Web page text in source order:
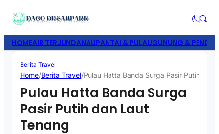
HOMEAIR TERJUNDANAUPANTAI & PULAUGUNUNG &
Berita Travel
Home/Berita Travel/Pulau Hatta Banda Surga Pasir Putih dan
Pulau Hatta Banda Surga
Pasir Putih dan Laut
Tenang